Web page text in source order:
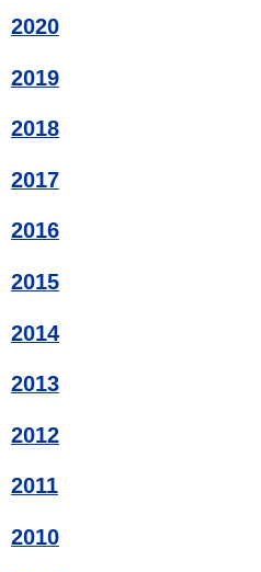
2020
2019
2018
2017
2016
2015
2014
2013
2012
2011
2010